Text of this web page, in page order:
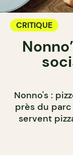
CRITIQUE
Nonno's :
près du
servent